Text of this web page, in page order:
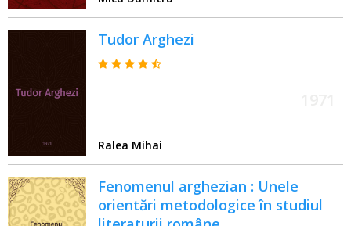
Tudor Arghezi
Ralea Mihai
Fenomenul arghezian : Unele
orientări metodologice în studiul